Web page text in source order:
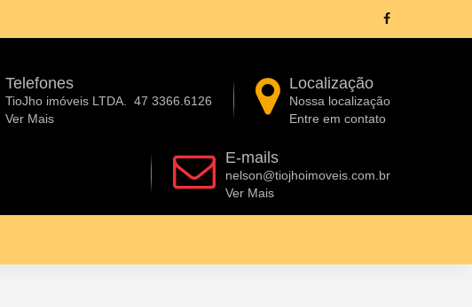
Telefones
TioJho imóveis LTDA.
47 3366.6126
Ver Mais
Localização
Nossa localização
Entre em contato
E-mails
nelson@tiojhoimoveis.com.br
Ver Mais